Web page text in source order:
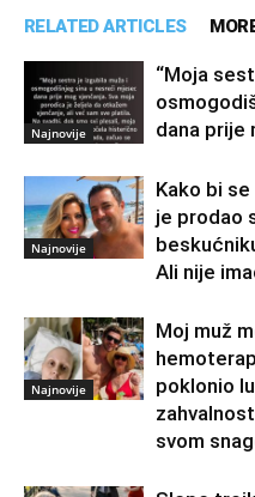
RELATED ARTICLES
Najnovije
“Moja
dana prije
Najnovije
Kako bi
je prodao
Ali nije
Najnovije
Moj muž
poklonio
svom